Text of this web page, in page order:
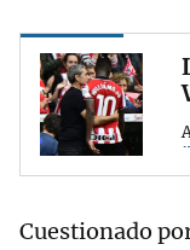
Cuestionado